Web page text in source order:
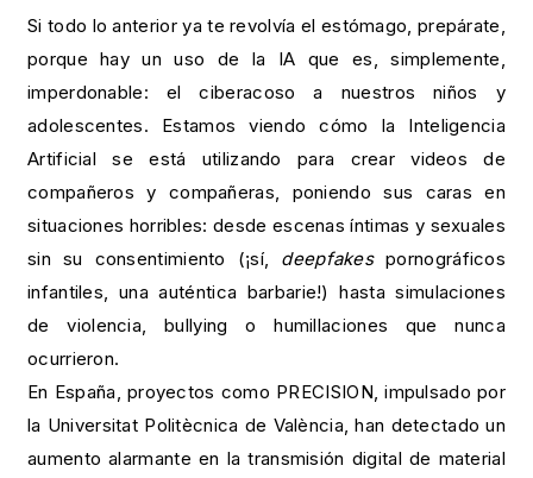
Si todo lo anterior ya te revolvía el estómago, prepárate,
porque hay un uso de la IA que es, simplemente,
imperdonable: el ciberacoso a nuestros niños y
adolescentes. Estamos viendo cómo la Inteligencia
Artificial se está utilizando para crear videos de
compañeros y compañeras, poniendo sus caras en
situaciones horribles: desde escenas íntimas y sexuales
sin su consentimiento (¡sí, deepfakespornográficos
infantiles, una auténtica barbarie!) hasta simulaciones
de violencia, bullying o humillaciones que nunca
ocurrieron.
En España, proyectos como PRECISION, impulsado por
la Universitat Politècnica de València, han detectado un
aumento alarmante en la transmisión digital de material